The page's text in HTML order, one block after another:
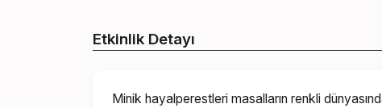
Etkinlik Detayı
Minik hayalperestleri masalların renkli